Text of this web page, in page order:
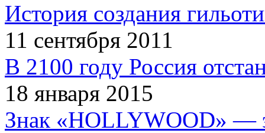
История создания
11 сентября 2011
В 2100 году Россия
18 января 2015
Знак «HOLLYWOOD» —